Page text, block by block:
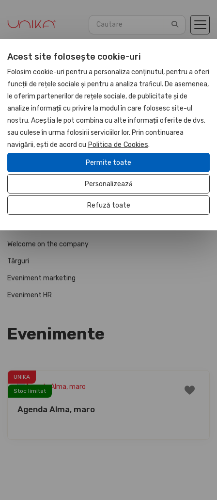
Acasă Evenimente
1 și 8 Martie
Aniversări
Crăciun
Călătorii
Paște
Welcome on the company
Târguri
Eveniment marketing
Eveniment HR
Evenimente
UNIKA
Stoc limitat
Agenda Alma, maro
Acest site folosește cookie-uri
Folosim cookie-uri pentru a personaliza conținutul, pentru a oferi
funcții de rețele sociale și pentru a analiza traficul. De asemenea,
le oferim partenerilor de rețele sociale, de publicitate și de
analize informații cu privire la modul în care folosesc site-ul
nostru. Aceștia le pot combina cu alte informații oferite de dvs.
sau culese în urma folosirii serviciilor lor. Prin continuarea
navigării, ești de acord cu Politica de Cookies.
Permite toate
Personalizează
Refuză toate